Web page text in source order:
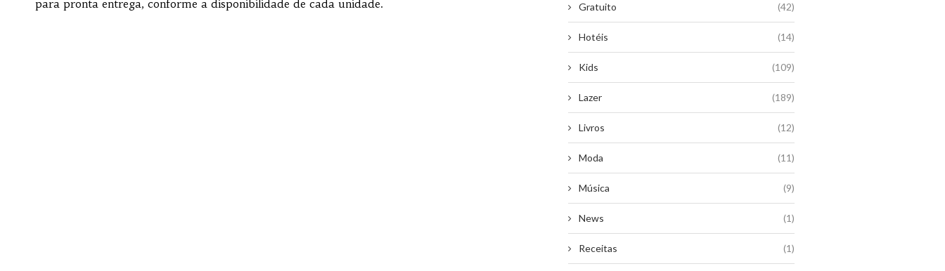
para pronta entrega, conforme a disponibilidade de cada unidade.
Gratuito (42)
Hotéis (14)
Kids (109)
Lazer (189)
Livros (12)
Moda (11)
Música (9)
News (1)
Receitas (1)